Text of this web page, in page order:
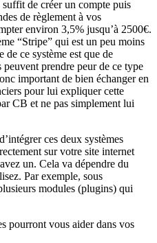
de créer un compte puis
de règlement à vos
environ 3,5% jusqu’à 2500€.
“Stripe” qui est un peu moins
ce système est que de
prendre peur de ce type
important de bien échanger en
pour lui expliquer cette
CB et ne pas simplement lui
ces deux systèmes
sur votre site internet
un. Cela va dépendre du
Par exemple, sous
modules (plugins) qui
pourront vous aider dans vos